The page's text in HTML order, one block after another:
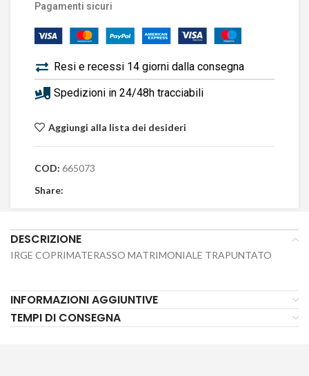
Pagamenti sicuri
Resi e recessi 14 giorni dalla consegna
Spedizioni in 24/48h tracciabili
Aggiungi alla lista dei desideri
COD: 665073
Share:
DESCRIZIONE
IRGE COPRIMATERASSO MATRIMONIALE TRAPUNTATO
INFORMAZIONI AGGIUNTIVE
TEMPI DI CONSEGNA